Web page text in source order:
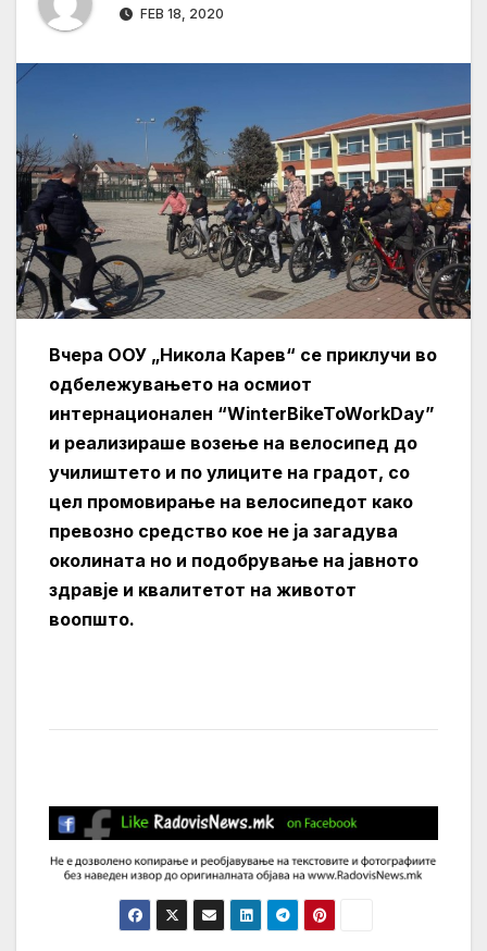
FEB 18, 2020
Вчера ООУ „Никола Карев“ се приклучи во
одбележувањето на осмиот
интернационален “WinterBikeToWorkDay”
и реализираше возење на велосипед до
училиштето и по улиците на градот, со
цел промовирање на велосипедот како
превозно средство кое не ја загадува
околината но и подобрување на јавното
здравје и квалитетот на животот
воопшто.